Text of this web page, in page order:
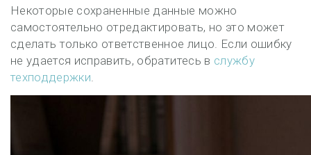
Некоторые сохраненные данные можно
самостоятельно отредактировать, но это может
сделать только ответственное лицо. Если ошибку
не удается исправить, обратитесь в службу
техподдержки.